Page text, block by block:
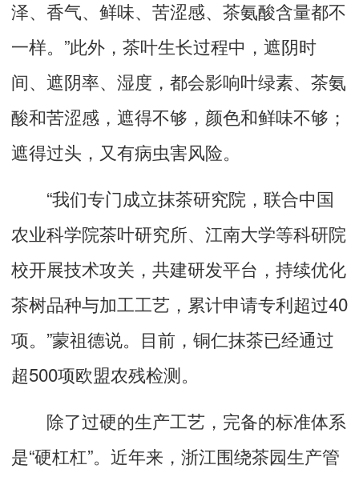
泽、香气、鲜味、苦涩感、茶氨酸含量都不
一样。”此外，茶叶生长过程中，遮阴时
间、遮阴率、湿度，都会影响叶绿素、茶氨
酸和苦涩感，遮得不够，颜色和鲜味不够；
遮得过头，又有病虫害风险。
“我们专门成立抹茶研究院，联合中国
农业科学院茶叶研究所、江南大学等科研院
校开展技术攻关，共建研发平台，持续优化
茶树品种与加工工艺，累计申请专利超过40
项。”蒙祖德说。目前，铜仁抹茶已经通过
超500项欧盟农残检测。
除了过硬的生产工艺，完备的标准体系
是“硬杠杠”。近年来，浙江围绕茶园生产管